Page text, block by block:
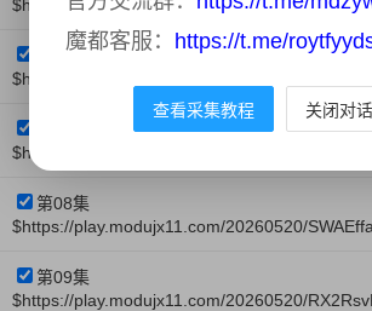
$https://play.modujx11.com/20260513/
第06集
$https://play.modujx11.com/20260513/
$https://play.modujx11.com/20260513/
第08集
$https://play.modujx11.com/20260520/
第09集
$https://play.modujx11.com/20260520/
魔都客服： https://t.me/
查看采集教程 关闭对